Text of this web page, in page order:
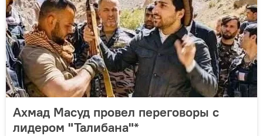
Ахмад Масуд провел переговоры с
лидером "Талибана"*